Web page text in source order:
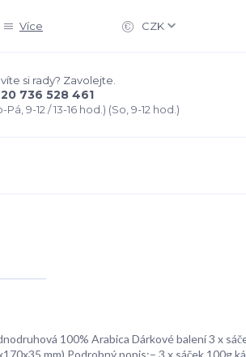
Více CZK
si rady? Zavolejte.
736 528 461
Pá, 9-12 / 13-16 hod.) (So, 9-12 hod.)
100% Arabica Dárkové balení 3 x
mm) Podrobný popis:– 3 x sáček 100g